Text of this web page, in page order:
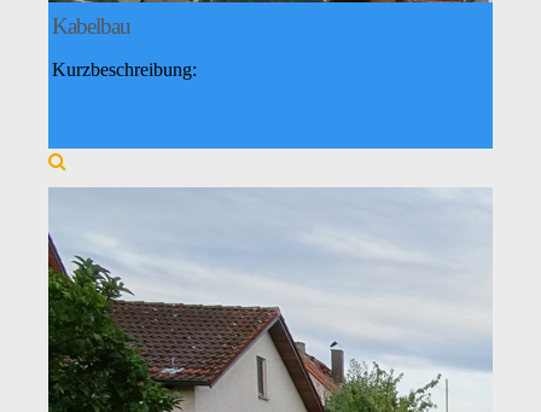
Kabelbau
Kurzbeschreibung: